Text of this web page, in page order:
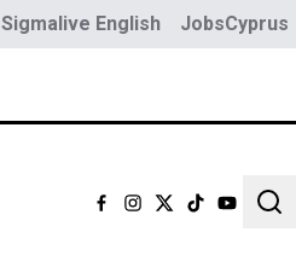
Sigmalive English JobsCyprus